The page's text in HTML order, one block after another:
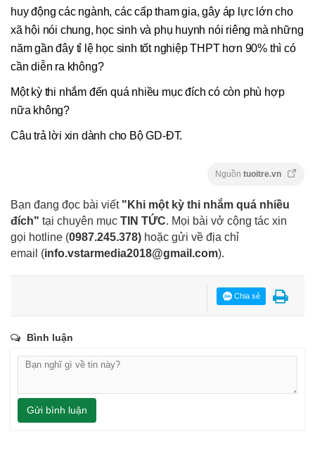
huy động các ngành, các cấp tham gia, gây áp lực lớn cho
xã hội nói chung, học sinh và phụ huynh nói riêng mà những
năm gần đây tỉ lệ học sinh tốt nghiệp THPT hơn 90% thì có
cần diễn ra không?
Một kỳ thi nhắm đến quá nhiều mục đích có còn phù hợp
nữa không?
Câu trả lời xin dành cho Bộ GD-ĐT.
Nguồn tuoitre.vn
Bạn đang đọc bài viết "Khi một kỳ thi nhắm quá nhiều
đích" tại chuyên mục TIN TỨC. Mọi bài vở cộng tác xin
gọi hotline (0987.245.378) hoặc gửi về địa chỉ
email (info.vstarmedia2018@gmail.com).
Chia sẻ
Bình luận
Gửi bình luận